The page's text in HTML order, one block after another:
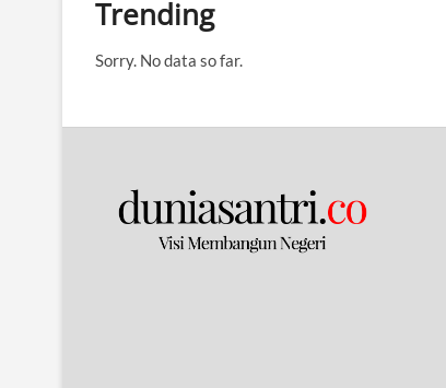
Trending
Sorry. No data so far.